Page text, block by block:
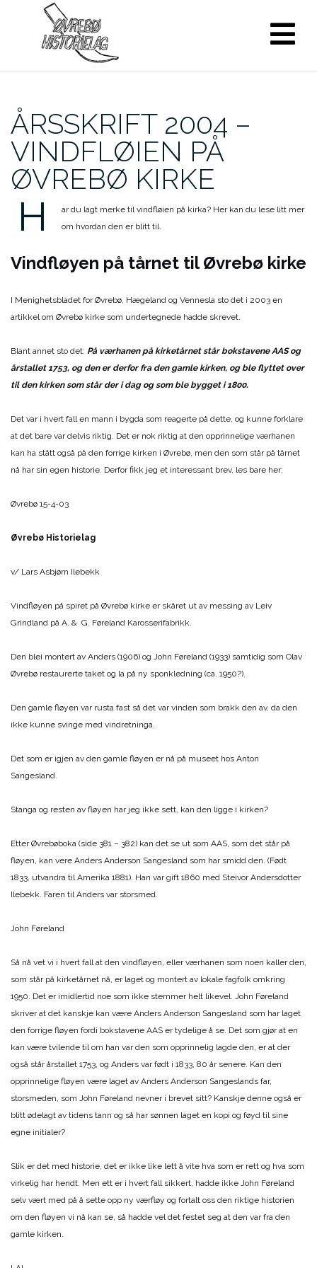
ÅRSSKRIFT 2004 –
VINDFLØIEN PÅ
ØVREBØ KIRKE
H
ar du lagt merke til vindfløien på kirka? Her kan du lese litt mer
om hvordan den er blitt til.
Vindfløyen på tårnet til Øvrebø kirke
I Menighetsbladet for Øvrebø, Hægeland og Vennesla sto det i 2003 en
artikkel om Øvrebø kirke som undertegnede hadde skrevet.
Blant annet sto det: På værhanen på kirketårnet står bokstavene AAS og
årstallet 1753, og den er derfor fra den gamle kirken, og ble flyttet over
til den kirken som står der i dag og som ble bygget i 1800.
Det var i hvert fall en mann i bygda som reagerte på dette, og kunne forklare
at det bare var delvis riktig. Det er nok riktig at den opprinnelige værhanen
kan ha stått også på den forrige kirken i Øvrebø, men den som står på tårnet
nå har sin egen historie. Derfor fikk jeg et interessant brev, les bare her:
Øvrebø 15-4-03
Øvrebø Historielag
v/ Lars Asbjørn Ilebekk
Vindfløyen på spiret på Øvrebø kirke er skåret ut av messing av Leiv
Grindland på A. & G. Føreland Karosserifabrikk.
Den blei montert av Anders (1906) og John Føreland (1933) samtidig som Olav
Øvrebø restaurerte taket og la på ny sponkledning (ca. 1950?).
Den gamle fløyen var rusta fast så det var vinden som brakk den av, da den
ikke kunne svinge med vindretninga.
Det som er igjen av den gamle fløyen er nå på museet hos Anton
Sangesland.
Stanga og resten av fløyen har jeg ikke sett, kan den ligge i kirken?
Etter Øvrebøboka (side 381 – 382) kan det se ut som AAS, som det står på
fløyen, kan vere Anders Anderson Sangesland som har smidd den. (Født
1833, utvandra til Amerika 1881). Han var gift 1860 med Steivor Andersdotter
Ilebekk. Faren til Anders var storsmed.
John Føreland
Så nå vet vi i hvert fall at den vindfløyen, eller værhanen som noen kaller den,
som står på kirketårnet nå, er laget og montert av lokale fagfolk omkring
1950. Det er imidlertid noe som ikke stemmer helt likevel. John Føreland
skriver at det kanskje kan være Anders Anderson Sangesland som har laget
den forrige fløyen fordi bokstavene AAS er tydelige å se. Det som gjør at en
kan være tvilende til om han var den som opprinnelig lagde den, er at der
også står årstallet 1753, og Anders var født i 1833, 80 år senere. Kan den
opprinnelige fløyen være laget av Anders Anderson Sangeslands far,
storsmeden, som John Føreland nevner i brevet sitt? Kanskje denne også er
blitt ødelagt av tidens tann og så har sønnen laget en kopi og føyd til sine
egne initialer?
Slik er det med historie, det er ikke like lett å vite hva som er rett og hva som
virkelig har hendt. Men ett er i hvert fall sikkert, hadde ikke John Føreland
selv vært med på å sette opp ny værfløy og fortalt oss den riktige historien
om den fløyen vi nå kan se, så hadde vel det festet seg at den var fra den
gamle kirken.